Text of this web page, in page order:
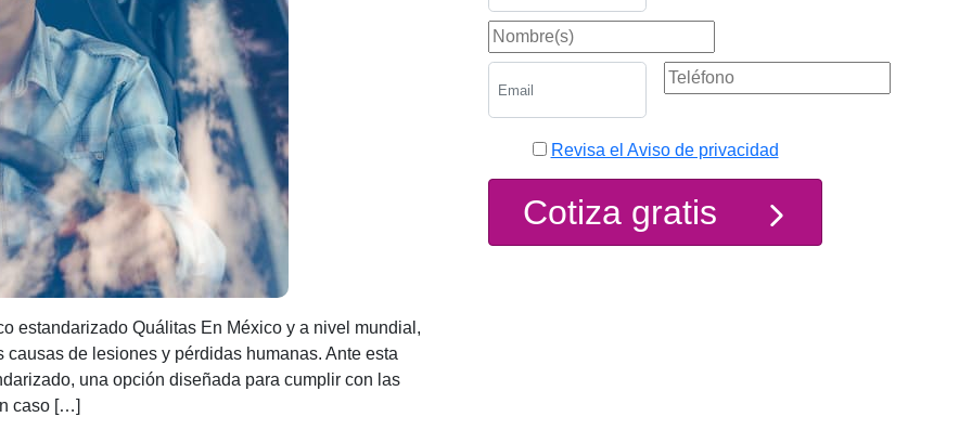
Quálitas?
estandarizado Quálitas En México y a nivel mundial,
de lesiones y pérdidas humanas. Ante esta
una opción diseñada para cumplir con las
caso […]
Revisa el Aviso de privacidad
Cotiza gratis